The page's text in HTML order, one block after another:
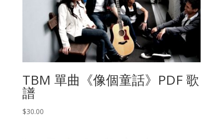
TBM 單曲《像個童話》PDF 歌
譜
$30.00